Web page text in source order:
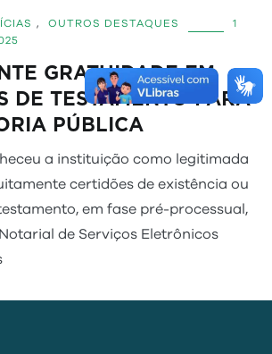
, OUTROS DESTAQUES
1
GRATUIDADE EM
DE TESTAMENTO PARA
PÚBLICA
a instituição como legitimada
certidões de existência ou
em fase pré-processual,
de Serviços Eletrônicos